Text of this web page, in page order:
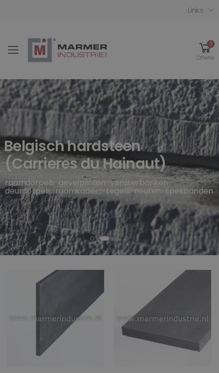
Links
Toggle mobile menu
0
Offerte
Belgisch hardsteen
(Carrieres du Hainaut)
raamdorpels-gevelplinten-vensterbanken-
deurdorpels-raamkaders-tegels-neuten-spekbanden